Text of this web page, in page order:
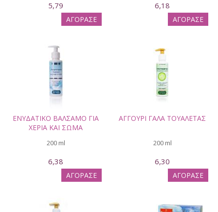
5,79
ΑΓΟΡΑΣΕ
6,18
ΑΓΟΡΑΣΕ
ΕΝΥΔΑΤΙΚΟ ΒΑΛΣΑΜΟ ΓΙΑ
ΧΕΡΙΑ ΚΑΙ ΣΩΜΑ
200 ml
6,38
ΑΓΟΡΑΣΕ
ΑΓΓΟΥΡΙ ΓΑΛΑ ΤΟΥΑΛΕΤΑΣ
200 ml
6,30
ΑΓΟΡΑΣΕ